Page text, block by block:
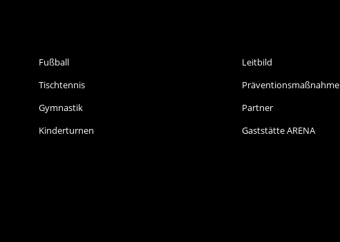
Fußball
Tischtennis
Gymnastik
Kinderturnen
Leitbild
Präventionsmaßnahme
Partner
Gaststätte ARENA